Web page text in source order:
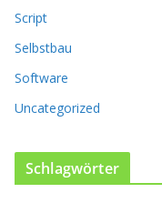
e
i
t
g
e
l
Script
Selbstbau
Software
Uncategorized
Schlagwörter